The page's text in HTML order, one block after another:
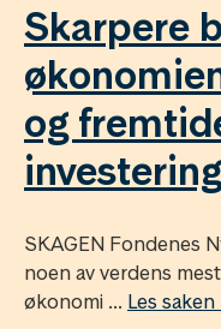
Skarpere
og
SKAGEN Fondenes
noen av verdens
økonomi ... Les saken